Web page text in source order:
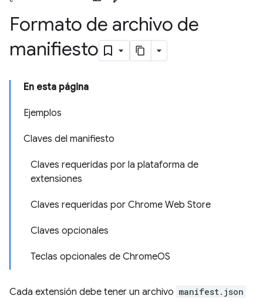
Formato de archivo de
manifiesto
En esta página
Ejemplos
Claves del manifiesto
Claves requeridas por la plataforma de
extensiones
Claves requeridas por Chrome Web Store
Claves opcionales
Teclas opcionales de ChromeOS
Cada extensión debe tener un archivo manifest.json